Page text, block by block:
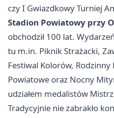
czy I Gwiazdkowy Turniej
Stadion Powiatowy przy
obchodził 100 lat.
tu m.in. Piknik Strażacki,
Festiwal Kolorów,
Powiatowe oraz Nocny
udziałem medalistów
Tradycyjnie nie zabrakło